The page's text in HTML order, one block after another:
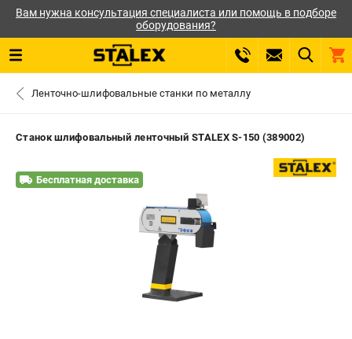
Вам нужна консультация специалиста или помощь в подборе
оборудования?
ВХОД ИЛИ РЕГИСТРАЦИЯ
ЗАКАЗАТЬ ЗАПЧАСТЬ
+7 (812) 564-50-74 - ЗАКАЗ ИЗДЕЛИЙ
САНКТ-ПЕТЕРБУРГ
0 ₽
Ленточно-шлифовальные станки по металлу
Станок шлифовальный ленточный STALEX S-150 (389002)
Бесплатная доставка